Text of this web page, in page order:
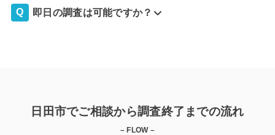
即日の調査は可能ですか？
日田市でご相談から調査終了までの流れ
– FLOW –